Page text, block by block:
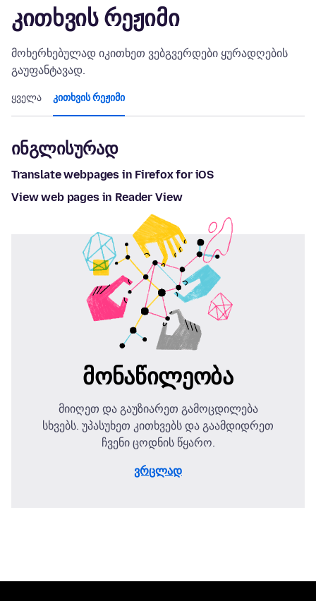
კითხვის რეჟიმი
მოხერხებულად იკითხეთ ვებგვერდები ყურადღების
გაუფანტავად.
ყველა კითხვის რეჟიმი
ინგლისურად
Translate webpages in Firefox for iOS
View web pages in Reader View
მონაწილეობა
მიიღეთ და გაუზიარეთ გამოცდილება
სხვებს. უპასუხეთ კითხვებს და გაამდიდრეთ
ჩვენი ცოდნის წყარო.
ვრცლად